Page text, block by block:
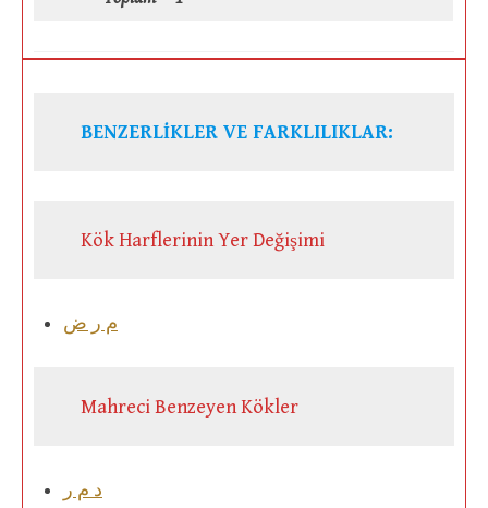
BENZERLİKLER VE FARKLILIKLAR:
Kök Harflerinin Yer Değişimi
م ر ض
Mahreci Benzeyen Kökler
د م ر